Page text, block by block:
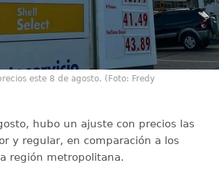
este 8 de agosto. (Foto: Fredy
hubo un ajuste con precios las
y regular, en comparación a los
región metropolitana.